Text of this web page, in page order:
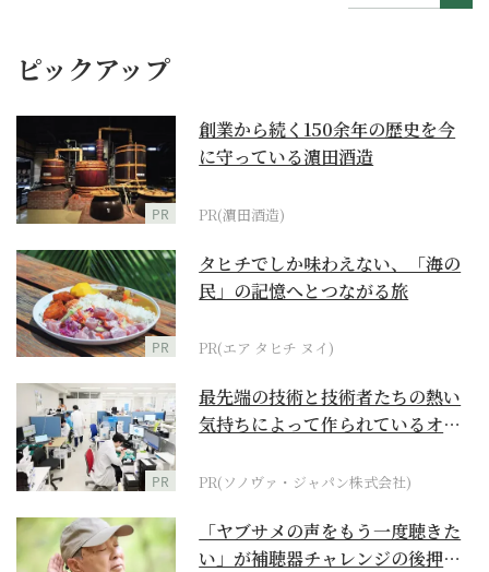
ピックアップ
PR
創業から続く150余年の歴史を今
に守っている濵田酒造
PR(濵田酒造)
PR
タヒチでしか味わえない、「海の
民」の記憶へとつながる旅
PR(エア タヒチ ヌイ)
PR
最先端の技術と技術者たちの熱い
気持ちによって作られているオー
PR(ソノヴァ・ジャパン株式会社)
「ヤブサメの声をもう一度聴きた
い」が補聴器チャレンジの後押し